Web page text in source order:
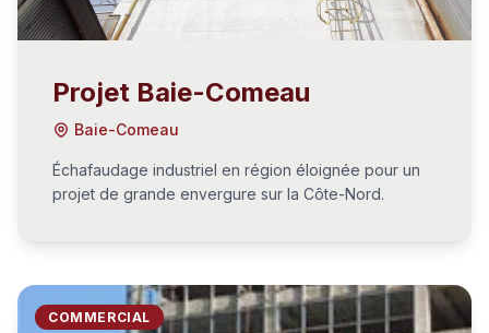
Projet Baie-Comeau
Baie-Comeau
Échafaudage industriel en région éloignée pour un
projet de grande envergure sur la Côte-Nord.
COMMERCIAL